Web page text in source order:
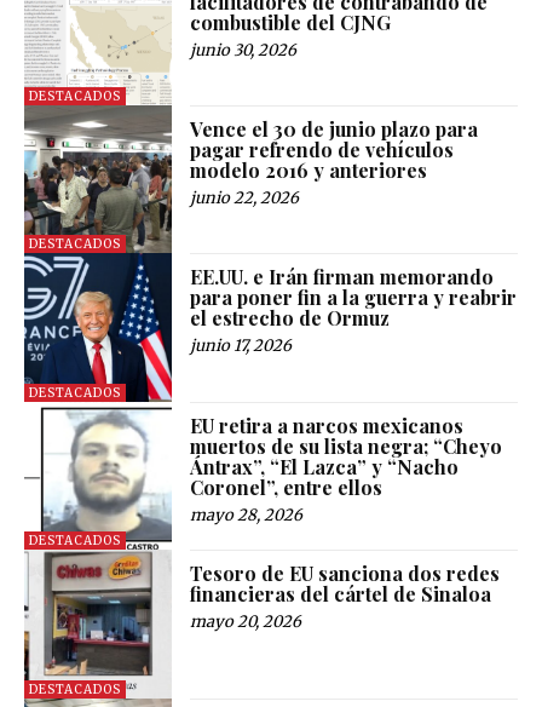
DESTACADOS
combustible del CJNG
junio 30, 2026
DESTACADOS
Vence el 30 de junio plazo para
pagar refrendo de vehículos
modelo 2016 y anteriores
junio 22, 2026
DESTACADOS
EE.UU. e Irán firman memorando
para poner fin a la guerra y reabrir
el estrecho de Ormuz
junio 17, 2026
DESTACADOS
EU retira a narcos mexicanos
muertos de su lista negra; “Cheyo
Ántrax”, “El Lazca” y “Nacho
Coronel”, entre ellos
mayo 28, 2026
DESTACADOS
Tesoro de EU sanciona dos redes
financieras del cártel de Sinaloa
mayo 20, 2026